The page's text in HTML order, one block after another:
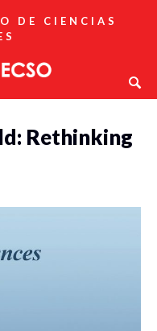
DE CIENCIAS
Rethinking